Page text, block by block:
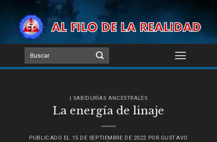
content
| SABIDURÍAS ANCESTRALES
La energía de linaje
PUBLICADO EL 15 DE SEPTIEMBRE DE 2022 POR GUSTAVO